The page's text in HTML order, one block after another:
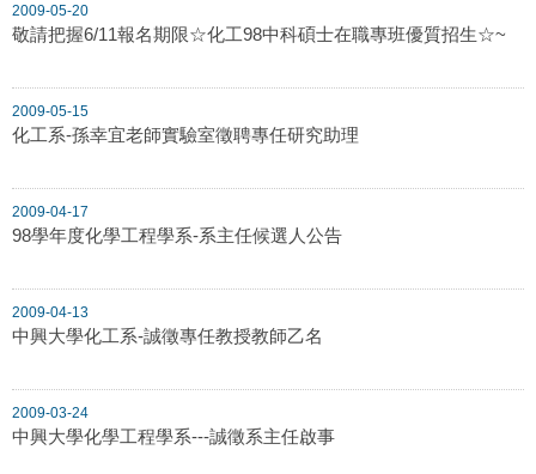
2009-05-20
敬請把握6/11報名期限☆化工98中科碩士在職專班優質招生☆~
2009-05-15
化工系-孫幸宜老師實驗室徵聘專任研究助理
2009-04-17
98學年度化學工程學系-系主任候選人公告
2009-04-13
中興大學化工系-誠徵專任教授教師乙名
2009-03-24
中興大學化學工程學系---誠徵系主任啟事